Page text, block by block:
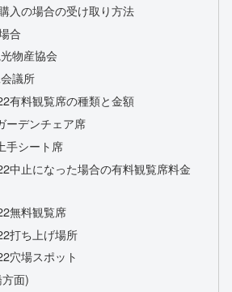
入の場合の受け取り方法
合
物産協会
議所
有料観覧席の種類と金額
ーデンチェア席
手シート席
中止になった場合の有料観覧席料金
無料観覧席
打ち上げ場所
穴場スポット
方面)